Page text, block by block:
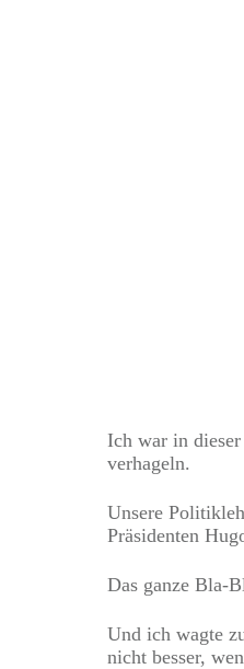
Ich war in
verhageln.
Unsere
Präsidenten
Das ganze Bla-
Und ich wagte
nicht besser,